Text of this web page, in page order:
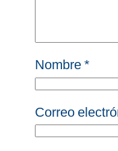
Nombre*
Correo